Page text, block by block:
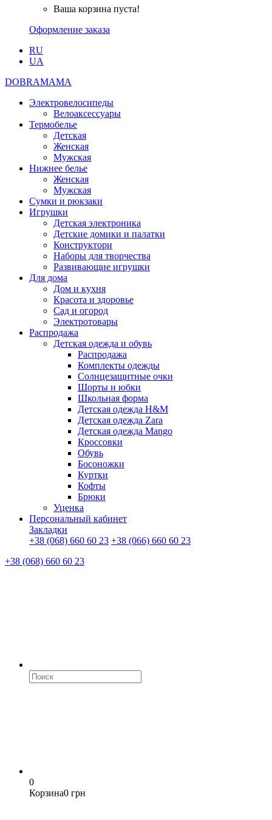
Ваша корзина пуста!
Оформление заказа
RU
UA
DOBRAMAMA
Электровелосипеды
Велоаксессуары
Термобелье
Детская
Женская
Мужская
Нижнее белье
Женская
Мужская
Сумки и рюкзаки
Игрушки
Детская электроника
Детские домики и палатки
Конструктори
Наборы для творчества
Развивающие игрушки
Для дома
Дом и кухня
Красота и здоровье
Сад и огород
Электротовары
Распродажа
Детская одежда и обувь
Распродажа
Комплекты одежды
Солнцезащитные очки
Шорты и юбки
Школьная форма
Детская одежда H&M
Детская одежда Zara
Детская одежда Mango
Кроссовки
Обувь
Босоножки
Куртки
Кофты
Брюки
Уценка
Персональный кабинет
Закладки
+38 (068) 660 60 23 +38 (066) 660 60 23
+38 (068) 660 60 23
0
Корзина0 грн